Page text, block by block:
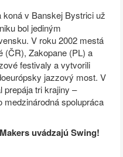
koná v Banskej Bystrici už
bol jediným
V roku 2002 mestá
(ČR), Zakopane (PL) a
festivaly a vytvorili
jazzový most. V
prepája tri krajiny –
spolupráca
uvádzajú Swing!